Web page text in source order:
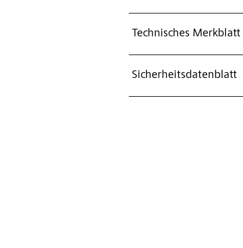
Technisches Merkblatt
Sicherheitsdatenblatt